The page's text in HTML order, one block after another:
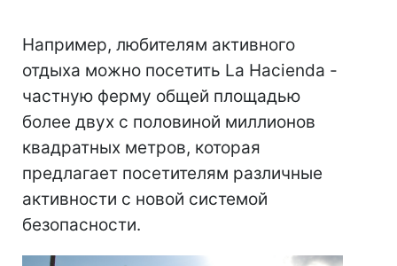
Например, любителям активного
отдыха можно посетить La Hacienda -
частную ферму общей площадью
более двух с половиной миллионов
квадратных метров, которая
предлагает посетителям различные
активности с новой системой
безопасности.